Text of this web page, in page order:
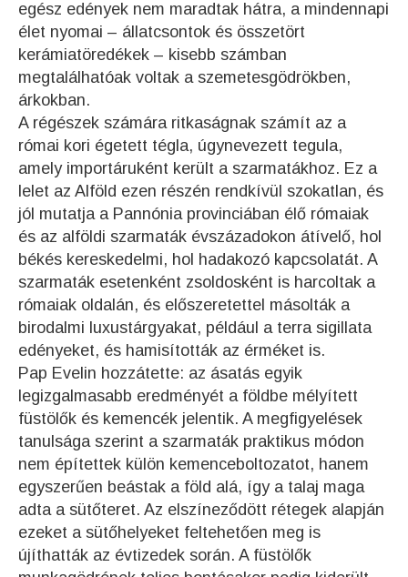
egész edények nem maradtak hátra, a mindennapi
élet nyomai – állatcsontok és összetört
kerámiatöredékek – kisebb számban
megtalálhatóak voltak a szemetesgödrökben,
árkokban.
A régészek számára ritkaságnak számít az a
római kori égetett tégla, úgynevezett tegula,
amely importáruként került a szarmatákhoz. Ez a
lelet az Alföld ezen részén rendkívül szokatlan, és
jól mutatja a Pannónia provinciában élő rómaiak
és az alföldi szarmaták évszázadokon átívelő, hol
békés kereskedelmi, hol hadakozó kapcsolatát. A
szarmaták esetenként zsoldosként is harcoltak a
rómaiak oldalán, és előszeretettel másolták a
birodalmi luxustárgyakat, például a terra sigillata
edényeket, és hamisították az érméket is.
Pap Evelin hozzátette: az ásatás egyik
legizgalmasabb eredményét a földbe mélyített
füstölők és kemencék jelentik. A megfigyelések
tanulsága szerint a szarmaták praktikus módon
nem építettek külön kemenceboltozatot, hanem
egyszerűen beástak a föld alá, így a talaj maga
adta a sütőteret. Az elszíneződött rétegek alapján
ezeket a sütőhelyeket feltehetően meg is
újíthatták az évtizedek során. A füstölők